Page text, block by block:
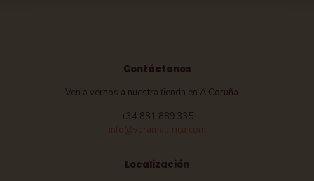
Contáctanos
Ven a vernos a nuestra tienda en A Coruña
+34 881 889 335
Localización